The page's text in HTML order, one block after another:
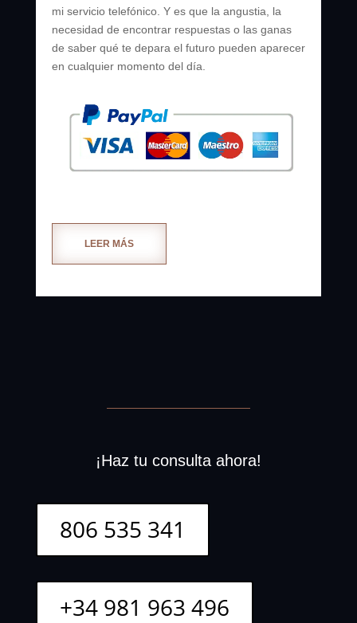
mi servicio telefónico. Y es que la angustia, la
necesidad de encontrar respuestas o las ganas
de saber qué te depara el futuro pueden aparecer
en cualquier momento del día.
LEER MÁS
¡Haz tu consulta ahora!
806 535 341
+34 981 963 496